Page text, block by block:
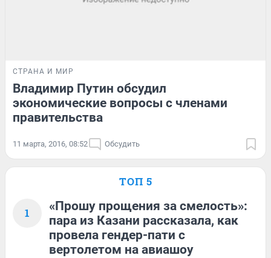
СТРАНА И МИР
Владимир Путин обсудил
экономические вопросы с членами
правительства
11 марта, 2016, 08:52 Обсудить
ТОП 5
1
«Прошу прощения за смелость»:
пара из Казани рассказала, как
провела гендер-пати с
вертолетом на авиашоу